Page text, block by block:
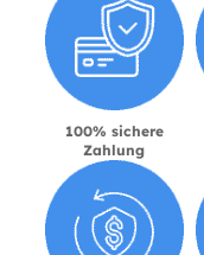
100% sichere
Zahlung